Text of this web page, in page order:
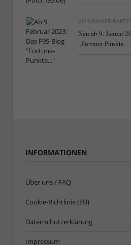
VON RAINER
Neu ab 9. Januar
„Fortuna-
INFORMATIONEN
Über uns / FAQ
Cookie-Richtlinie (EU)
Datenschutzerklärung
Impressum